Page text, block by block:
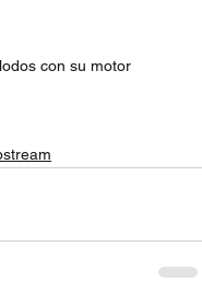
con su motor